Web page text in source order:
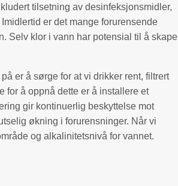
tilsetning av desinfeksjonsmidler,
er det mange forurensende
Selv klor i vann har potensial til å skape
er å sørge for at vi drikker rent, filtrert
for å oppnå dette er å installere et
gir kontinuerlig beskyttelse mot
økning i forurensninger. Når vi
og alkalinitetsnivå for vannet.